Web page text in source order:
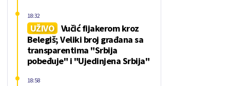
UŽIVO Vučić fijakerom kroz
Belegiš; Veliki broj građana sa
transparentima "Srbija
pobeđuje" i "Ujedinjena Srbija"
18:32
18:58